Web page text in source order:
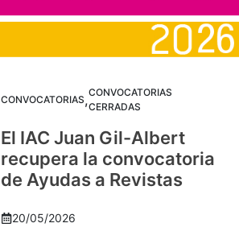
CONVOCATORIAS,CONVOCATORIAS
CERRADAS
El IAC Juan Gil-Albert
recupera la convocatoria
de Ayudas a Revistas
20/05/2026